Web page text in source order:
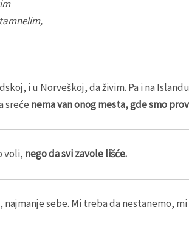
i u Norveškoj, da živim. Pa i na
sreće nema van onog mesta, gde smo
voli, nego da svi zavole lišće.
sebe. Mi treba da nestanemo,